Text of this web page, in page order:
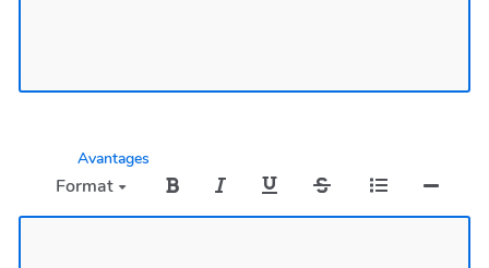
Avantages
Format